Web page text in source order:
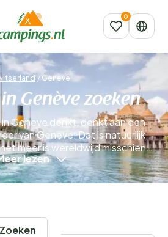
/ Genève
Genève zoeken
Geneve denkt, denkt aan een
van Geneve. Dat is natuurlijk
meer is wereldwijd misschien
de plaats zelf. Dat is op zich
is de op één na drukste van
dan ook zeker van zijn dat je hier
lezen
Zoeken